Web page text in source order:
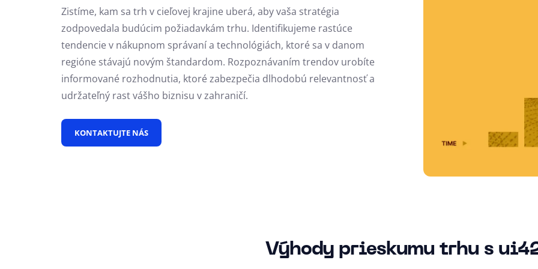
Zistíme, kam sa trh v cieľovej krajine uberá, aby vaša stratégia
zodpovedala budúcim požiadavkám trhu. Identifikujeme rastúce
tendencie v nákupnom správaní a technológiách, ktoré sa v danom
regióne stávajú novým štandardom. Rozpoznávaním trendov urobíte
informované rozhodnutia, ktoré zabezpečia dlhodobú relevantnosť a
udržateľný rast vášho biznisu v zahraničí.
KONTAKTUJTE NÁS
Výhody prieskumu trhu s